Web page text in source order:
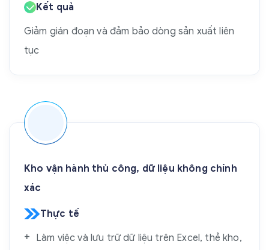
Kết quả
Giảm gián đoạn và đảm bảo dòng sản xuất liên
tục
Kho vận hành thủ công, dữ liệu không chính
xác
Thực tế
Làm việc và lưu trữ dữ liệu trên Excel, thẻ kho,